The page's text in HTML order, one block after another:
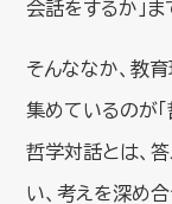
会話をするか」
そんななか、教
集めているのが「
哲学対話とは、
い、考えを深め